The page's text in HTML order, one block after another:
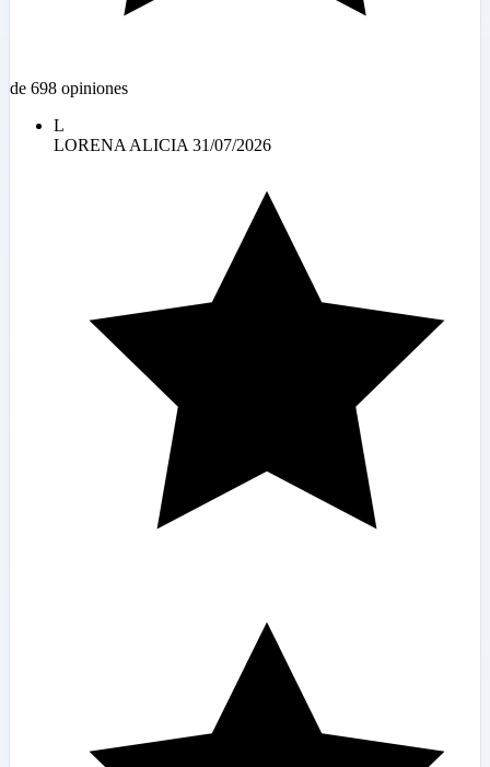
de 698 opiniones
L
LORENA ALICIA 31/07/2026